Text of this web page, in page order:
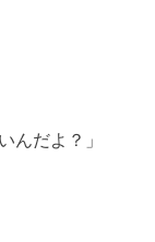
んだよ？」